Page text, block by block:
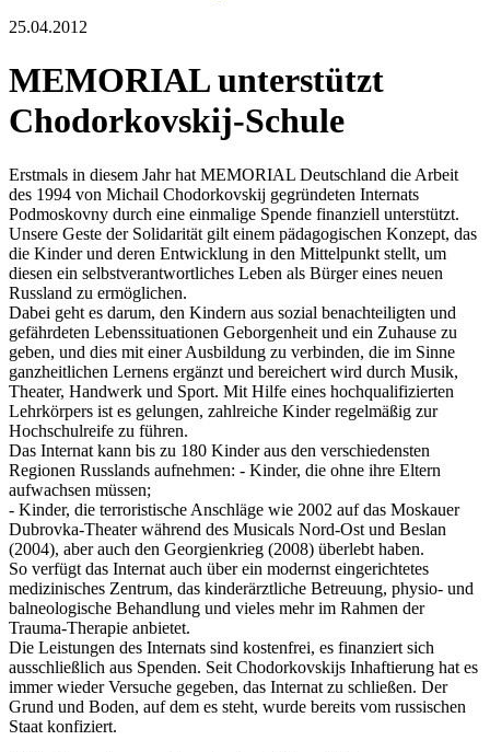
25.04.2012
MEMORIAL unterstützt
Chodorkovskij-Schule
Erstmals in diesem Jahr hat MEMORIAL Deutschland die Arbeit
des 1994 von Michail Chodorkovskij gegründeten Internats
Podmoskovny durch eine einmalige Spende finanziell unterstützt.
Unsere Geste der Solidarität gilt einem pädagogischen Konzept, das
die Kinder und deren Entwicklung in den Mittelpunkt stellt, um
diesen ein selbstverantwortliches Leben als Bürger eines neuen
Russland zu ermöglichen.
Dabei geht es darum, den Kindern aus sozial benachteiligten und
gefährdeten Lebenssituationen Geborgenheit und ein Zuhause zu
geben, und dies mit einer Ausbildung zu verbinden, die im Sinne
ganzheitlichen Lernens ergänzt und bereichert wird durch Musik,
Theater, Handwerk und Sport. Mit Hilfe eines hochqualifizierten
Lehrkörpers ist es gelungen, zahlreiche Kinder regelmäßig zur
Hochschulreife zu führen.
Das Internat kann bis zu 180 Kinder aus den verschiedensten
Regionen Russlands aufnehmen: - Kinder, die ohne ihre Eltern
aufwachsen müssen;
- Kinder, die terroristische Anschläge wie 2002 auf das Moskauer
Dubrovka-Theater während des Musicals Nord-Ost und Beslan
(2004), aber auch den Georgienkrieg (2008) überlebt haben.
So verfügt das Internat auch über ein modernst eingerichtetes
medizinisches Zentrum, das kinderärztliche Betreuung, physio- und
balneologische Behandlung und vieles mehr im Rahmen der
Trauma-Therapie anbietet.
Die Leistungen des Internats sind kostenfrei, es finanziert sich
ausschließlich aus Spenden. Seit Chodorkovskijs Inhaftierung hat es
immer wieder Versuche gegeben, das Internat zu schließen. Der
Grund und Boden, auf dem es steht, wurde bereits vom russischen
Staat konfiziert.